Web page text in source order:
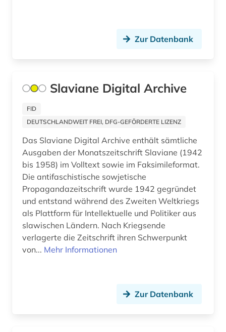
Zur Datenbank
Slaviane Digital Archive
FID
DEUTSCHLANDWEIT FREI, DFG-GEFÖRDERTE LIZENZ
Das Slaviane Digital Archive enthält sämtliche
Ausgaben der Monatszeitschrift Slaviane (1942
bis 1958) im Volltext sowie im Faksimileformat.
Die antifaschistische sowjetische
Propagandazeitschrift wurde 1942 gegründet
und entstand während des Zweiten Weltkriegs
als Plattform für Intellektuelle und Politiker aus
slawischen Ländern. Nach Kriegsende
verlagerte die Zeitschrift ihren Schwerpunkt
von... Mehr Informationen
Zur Datenbank